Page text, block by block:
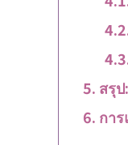
สรุ
กา